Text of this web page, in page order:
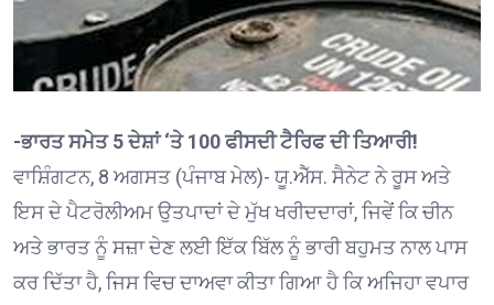
-ਭਾਰਤ ਸਮੇਤ 5 ਦੇਸ਼ਾਂ ‘ਤੇ 100 ਫੀਸਦੀ ਟੈਰਿਫ ਦੀ ਤਿਆਰੀ!
ਵਾਸ਼ਿੰਗਟਨ, 8 ਅਗਸਤ (ਪੰਜਾਬ ਮੇਲ)- ਯੂ.ਐੱਸ. ਸੈਨੇਟ ਨੇ ਰੂਸ ਅਤੇ
ਇਸ ਦੇ ਪੈਟਰੋਲੀਅਮ ਉਤਪਾਦਾਂ ਦੇ ਮੁੱਖ ਖਰੀਦਦਾਰਾਂ, ਜਿਵੇਂ ਕਿ ਚੀਨ
ਅਤੇ ਭਾਰਤ ਨੂੰ ਸਜ਼ਾ ਦੇਣ ਲਈ ਇੱਕ ਬਿੱਲ ਨੂੰ ਭਾਰੀ ਬਹੁਮਤ ਨਾਲ ਪਾਸ
ਕਰ ਦਿੱਤਾ ਹੈ, ਜਿਸ ਵਿਚ ਦਾਅਵਾ ਕੀਤਾ ਗਿਆ ਹੈ ਕਿ ਅਜਿਹਾ ਵਪਾਰ